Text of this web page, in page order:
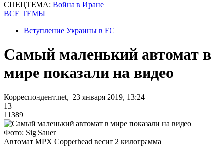
СПЕЦТЕМА: Война в Иране
ВСЕ ТЕМЫ
Вступление Украины в ЕС
Самый маленький автомат в
мире показали на видео
Корреспондент.net, 23 января 2019, 13:24
13
11389
Фото: Sig Sauer
Автомат MPX Copperhead весит 2 килограмма